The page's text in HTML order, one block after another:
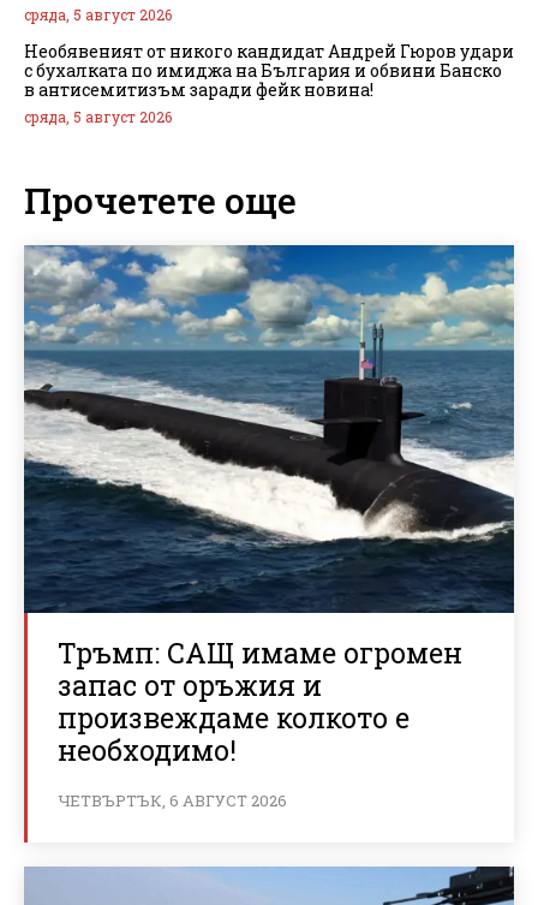
сряда, 5 август 2026
Необявеният от никого кандидат Андрей Гюров удари
с бухалката по имиджа на България и обвини Банско
в антисемитизъм заради фейк новина!
сряда, 5 август 2026
Прочетете още
Тръмп: САЩ имаме огромен
запас от оръжия и
произвеждаме колкото е
необходимо!
ЧЕТВЪРТЪК, 6 АВГУСТ 2026